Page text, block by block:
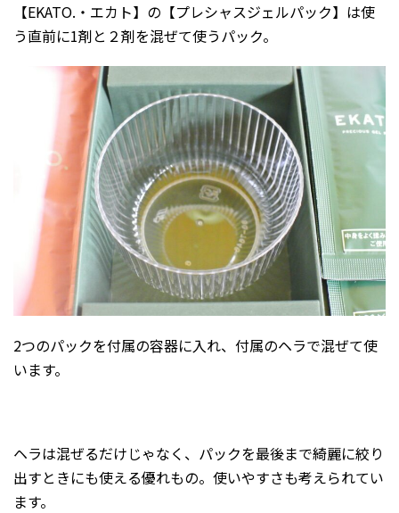
【EKATO.・エカト】の【プレシャスジェルパック】は使
う直前に1剤と２剤を混ぜて使うパック。
2つのパックを付属の容器に入れ、付属のヘラで混ぜて使
います。
ヘラは混ぜるだけじゃなく、パックを最後まで綺麗に絞り
出すときにも使える優れもの。使いやすさも考えられてい
ます。